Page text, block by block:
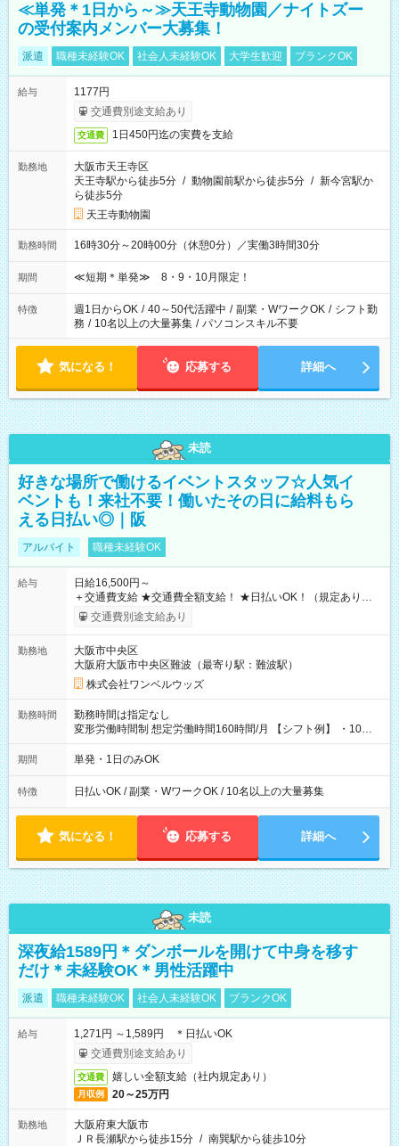
≪単発＊1日から～≫天王寺動物園／ナイトズー
の受付案内メンバー大募集！
派遣 職種未経験OK 社会人未経験OK 大学生歓迎 ブランクOK
給与
1177円
交通費別途支給あり
交通費 1日450円迄の実費を支給
勤務地
大阪市天王寺区
天王寺駅から徒歩5分 / 動物園前駅から徒歩5分 / 新今宮駅か
ら徒歩5分
天王寺動物園
勤務時間 16時30分～20時00分（休憩0分）／実働3時間30分
期間 ≪短期＊単発≫ 8・9・10月限定！
特徴 週1日からOK / 40～50代活躍中 / 副業・WワークOK / シフト勤
務 / 10名以上の大量募集 / パソコンスキル不要
気になる！ 応募する 詳細へ
未読
好きな場所で働けるイベントスタッフ☆人気イ
ベントも！来社不要！働いたその日に給料もら
える日払い◎｜阪
アルバイト 職種未経験OK
給与
日給16,500円～
＋交通費支給 ★交通費全額支給！ ★日払いOK！（規定あり） ┗
働いたその日に現金GET♪ お仕事後はコンビニATMから 日払
交通費別途支給あり
勤務地
大阪市中央区
大阪府大阪市中央区難波（最寄り駅：難波駅）
株式会社ワンベルウッズ
勤務時間
勤務時間は指定なし
変形労働時間制 想定労働時間160時間/月 【シフト例】 ・10：
00～20：00
期間 単発・1日のみOK
特徴 日払いOK / 副業・WワークOK / 10名以上の大量募集
気になる！ 応募する 詳細へ
未読
深夜給1589円＊ダンボールを開けて中身を移す
だけ＊未経験OK＊男性活躍中
派遣 職種未経験OK 社会人未経験OK ブランクOK
給与
1,271円 ～1,589円 ＊日払いOK
交通費別途支給あり
交通費 嬉しい全額支給（社内規定あり）
月収例 20～25万円
勤務地
大阪府東大阪市
ＪＲ長瀬駅から徒歩15分 / 南巽駅から徒歩10分